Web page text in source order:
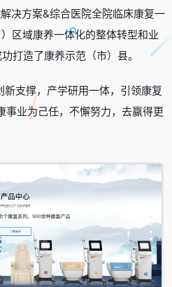
决方案&综合医院全院临床康复一
区域康养一体化的整体转型和业
打造了康养示范（市）县。
支撑，产学研用一体，引领康复
事业为己任，不懈努力，去赢得更